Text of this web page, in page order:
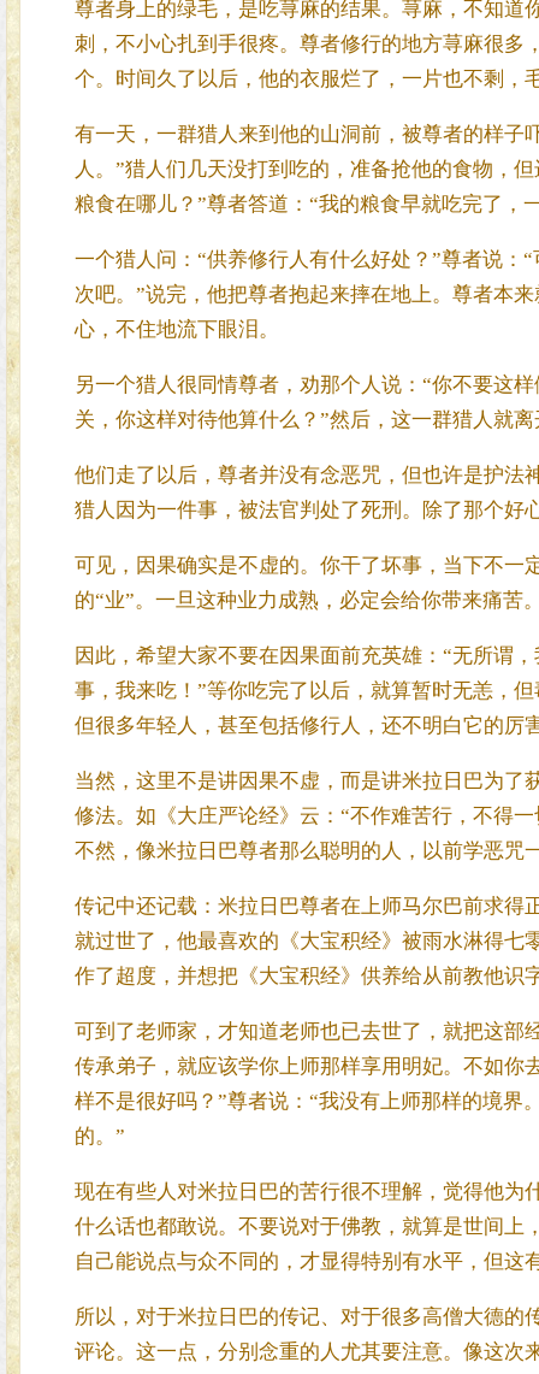
尊者身上的绿毛，是吃荨麻的结果。荨麻，不知道
刺，不小心扎到手很疼。尊者修行的地方荨麻很多
个。时间久了以后，他的衣服烂了，一片也不剩，
有一天，一群猎人来到他的山洞前，被尊者的样子
人。”猎人们几天没打到吃的，准备抢他的食物，
粮食在哪儿？”尊者答道：“我的粮食早就吃完了，
一个猎人问：“供养修行人有什么好处？”尊者说：
次吧。”说完，他把尊者抱起来摔在地上。尊者本
心，不住地流下眼泪。
另一个猎人很同情尊者，劝那个人说：“你不要这
关，你这样对待他算什么？”然后，这一群猎人就离
他们走了以后，尊者并没有念恶咒，但也许是护法
猎人因为一件事，被法官判处了死刑。除了那个好
可见，因果确实是不虚的。你干了坏事，当下不一
的“业”。一旦这种业力成熟，必定会给你带来痛苦
因此，希望大家不要在因果面前充英雄：“无所谓
事，我来吃！”等你吃完了以后，就算暂时无恙，
但很多年轻人，甚至包括修行人，还不明白它的厉
当然，这里不是讲因果不虚，而是讲米拉日巴为
修法。如《大庄严论经》云：“不作难苦行，不得
不然，像米拉日巴尊者那么聪明的人，以前学恶咒
传记中还记载：米拉日巴尊者在上师马尔巴前求得
就过世了，他最喜欢的《大宝积经》被雨水淋得七
作了超度，并想把《大宝积经》供养给从前教他识
可到了老师家，才知道老师也已去世了，就把这部
传承弟子，就应该学你上师那样享用明妃。不如你
样不是很好吗？”尊者说：“我没有上师那样的境
的。”
现在有些人对米拉日巴的苦行很不理解，觉得他为
什么话也都敢说。不要说对于佛教，就算是世间上
自己能说点与众不同的，才显得特别有水平，但这
所以，对于米拉日巴的传记、对于很多高僧大德
评论。这一点，分别念重的人尤其要注意。像这次